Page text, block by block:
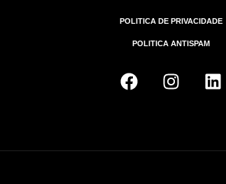
POLITICA DE PRIVACIDADE
POLITICA ANTISPAM